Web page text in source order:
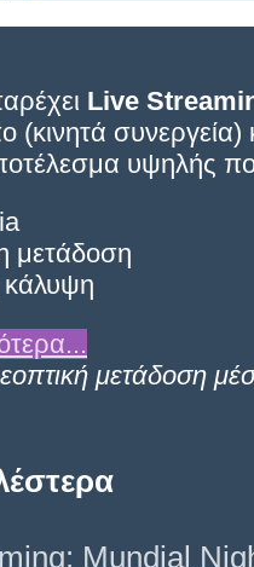
Live
(κινητά συνεργεία)
υψηλής
μετάδοση
μετάδοση